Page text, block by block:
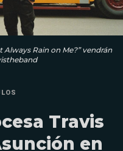
Always Rain on Me?” vendrán
Travis
en